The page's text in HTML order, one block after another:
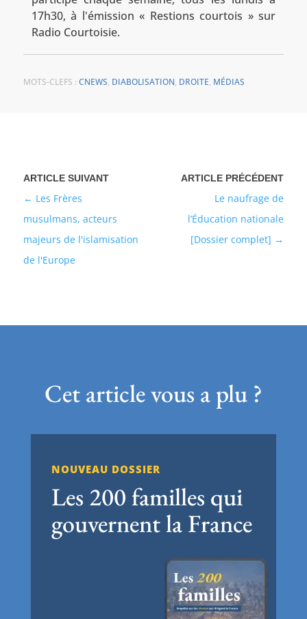
17h30, à l'émission « Restions courtois » sur
Radio Courtoisie.
MOTS-CLEFS : CNEWS, DIABOLISATION, DROITE, MÉDIAS
Le naufrage de
l’Éducation nationale
[Dossier complet]
Les Frères
musulmans, acteurs
majeurs de l'islamisation
de l'Europe
Cet article vous a plu ?
NOUVEAU DOSSIER
Les 200 familles qui
gouvernent la France